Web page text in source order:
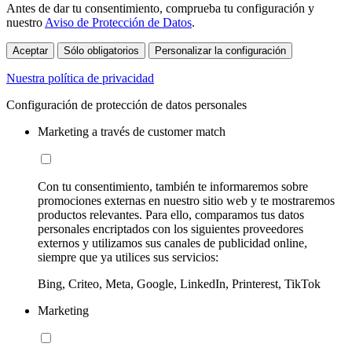
Antes de dar tu consentimiento, comprueba tu configuración y
nuestro Aviso de Protección de Datos.
Aceptar Sólo obligatorios Personalizar la configuración
Nuestra política de privacidad
Configuración de protección de datos personales
Marketing a través de customer match
Con tu consentimiento, también te informaremos sobre
promociones externas en nuestro sitio web y te mostraremos
productos relevantes. Para ello, comparamos tus datos
personales encriptados con los siguientes proveedores
externos y utilizamos sus canales de publicidad online,
siempre que ya utilices sus servicios:
Bing, Criteo, Meta, Google, LinkedIn, Printerest, TikTok
Marketing